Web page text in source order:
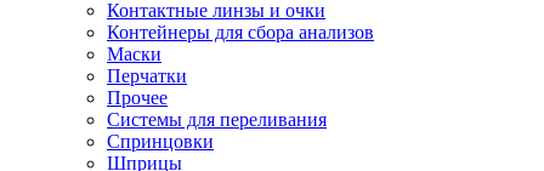
Контактные линзы и очки
Контейнеры для сбора анализов
Маски
Перчатки
Прочее
Системы для переливания
Спринцовки
Шприцы